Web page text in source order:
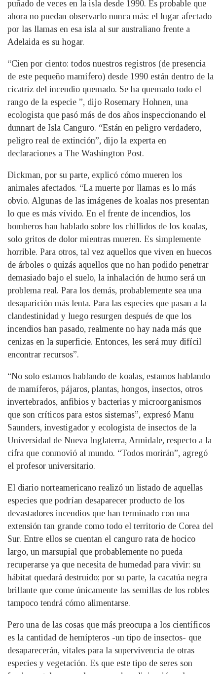
puñado de veces en la isla desde 1990. Es probable que
ahora no puedan observarlo nunca más: el lugar afectado
por las llamas en esa isla al sur australiano frente a
Adelaida es su hogar.
“Cien por ciento: todos nuestros registros (de presencia
de este pequeño mamífero) desde 1990 están dentro de la
cicatriz del incendio quemado. Se ha quemado todo el
rango de la especie ”, dijo Rosemary Hohnen, una
ecologista que pasó más de dos años inspeccionando el
dunnart de Isla Canguro. “Están en peligro verdadero,
peligro real de extinción”, dijo la experta en
declaraciones a The Washington Post.
Dickman, por su parte, explicó cómo mueren los
animales afectados. “La muerte por llamas es lo más
obvio. Algunas de las imágenes de koalas nos presentan
lo que es más vívido. En el frente de incendios, los
bomberos han hablado sobre los chillidos de los koalas,
solo gritos de dolor mientras mueren. Es simplemente
horrible. Para otros, tal vez aquellos que viven en huecos
de árboles o quizás aquellos que no han podido penetrar
demasiado bajo el suelo, la inhalación de humo será un
problema real. Para los demás, probablemente sea una
desaparición más lenta. Para las especies que pasan a la
clandestinidad y luego resurgen después de que los
incendios han pasado, realmente no hay nada más que
cenizas en la superficie. Entonces, les será muy difícil
encontrar recursos”.
“No solo estamos hablando de koalas, estamos hablando
de mamíferos, pájaros, plantas, hongos, insectos, otros
invertebrados, anfibios y bacterias y microorganismos
que son críticos para estos sistemas”, expresó Manu
Saunders, investigador y ecologista de insectos de la
Universidad de Nueva Inglaterra, Armidale, respecto a la
cifra que conmovió al mundo. “Todos morirán”, agregó
el profesor universitario.
El diario norteamericano realizó un listado de aquellas
especies que podrían desaparecer producto de los
devastadores incendios que han terminado con una
extensión tan grande como todo el territorio de Corea del
Sur. Entre ellos se cuentan el canguro rata de hocico
largo, un marsupial que probablemente no pueda
recuperarse ya que necesita de humedad para vivir: su
hábitat quedará destruido; por su parte, la cacatúa negra
brillante que come únicamente las semillas de los robles
tampoco tendrá cómo alimentarse.
Pero una de las cosas que más preocupa a los científicos
es la cantidad de hemípteros -un tipo de insectos- que
desaparecerán, vitales para la supervivencia de otras
especies y vegetación. Es que este tipo de seres son